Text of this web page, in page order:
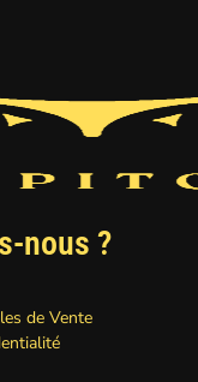
nous ?
de Vente